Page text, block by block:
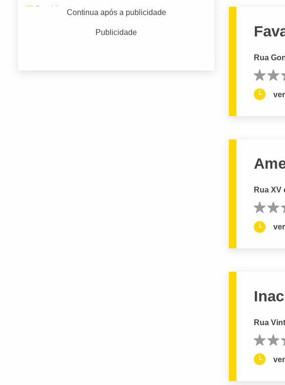
Boa Vista(27)
Continua após a publicidade
Publicidade
Rua
Rua XV
Rua